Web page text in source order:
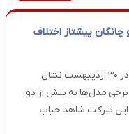
پیشتاز اختلاف
بررسی جدیدترین نرخ‌نامه محصولات سایپا در ۳۰ اردیبهشت نشان
برخی مدل‌ها به بیش از دو
این شرکت شاهد حباب